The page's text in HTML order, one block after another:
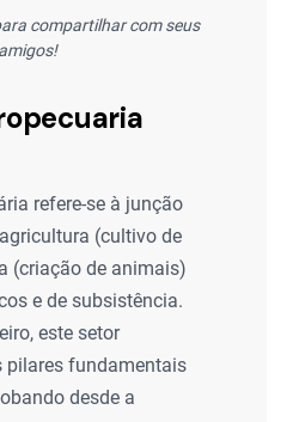
compartilhar com seus
amigos!
refere-se à junção
(cultivo de
(criação de animais)
e de subsistência.
este setor
pilares fundamentais
desde a